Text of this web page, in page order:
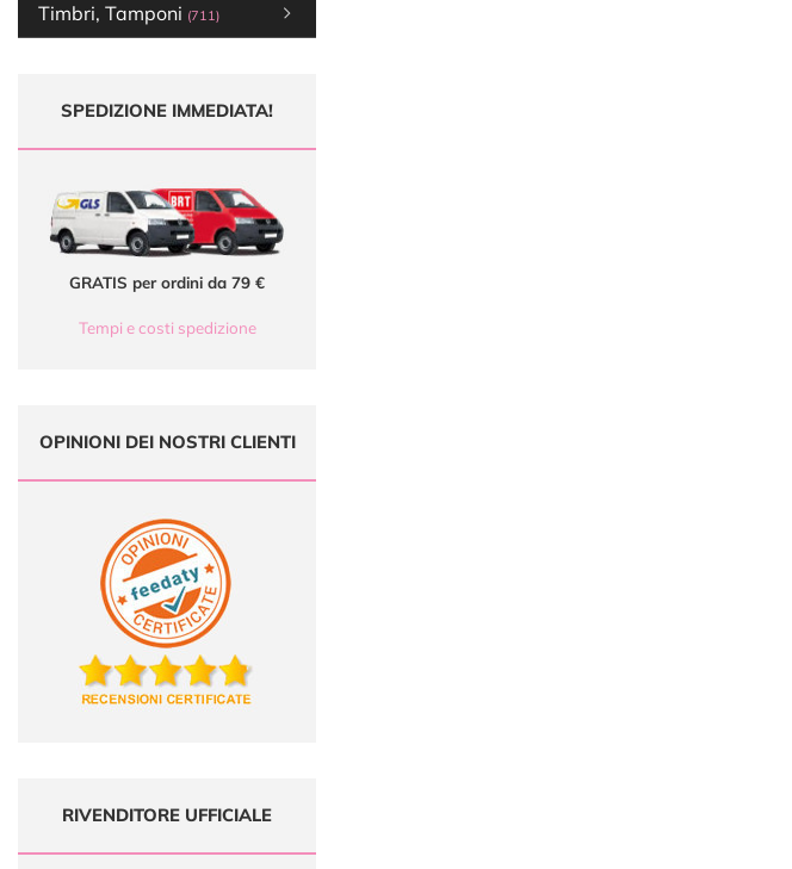
Timbri, Tamponi (711)
SPEDIZIONE IMMEDIATA!
GRATIS per ordini da 79 €
Tempi e costi spedizione
OPINIONI DEI NOSTRI CLIENTI
RIVENDITORE UFFICIALE